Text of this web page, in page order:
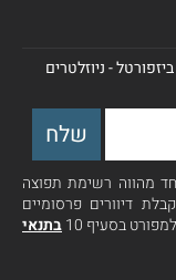
- ניוזלטרים
מהווה רשימת תפוצה
דיוורים פרסומיים
בסעיף 10
בתנאי